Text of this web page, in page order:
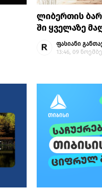
ლიბერთის
ში ყველაზე
ფასიანი
13:46, 09